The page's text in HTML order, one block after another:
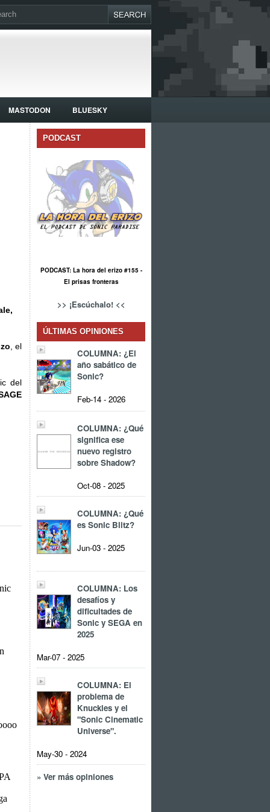
MASTODON BLUESKY
, el
del
PODCAST
PODCAST: La hora del erizo #155 -
El prisas fronteras
>> ¡Escúchalo! <<
ÚLTIMAS OPINIONES
COLUMNA: ¿El
año sabático de
Sonic?
Feb-14 - 2026
COLUMNA: ¿Qué
significa ese
nuevo registro
sobre Shadow?
Oct-08 - 2025
COLUMNA: ¿Qué
es Sonic Blitz?
Jun-03 - 2025
COLUMNA: Los
desafíos y
dificultades de
Sonic y SEGA en
2025
Mar-07 - 2025
COLUMNA: El
problema de
Knuckles y el
"Sonic Cinematic
Universe".
May-30 - 2024
» Ver más opiniones